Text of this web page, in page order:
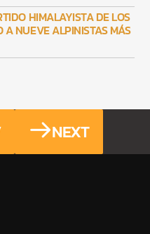
HIMALAYISTA DE LOS
A NUEVE ALPINISTAS MÁS
NEXT